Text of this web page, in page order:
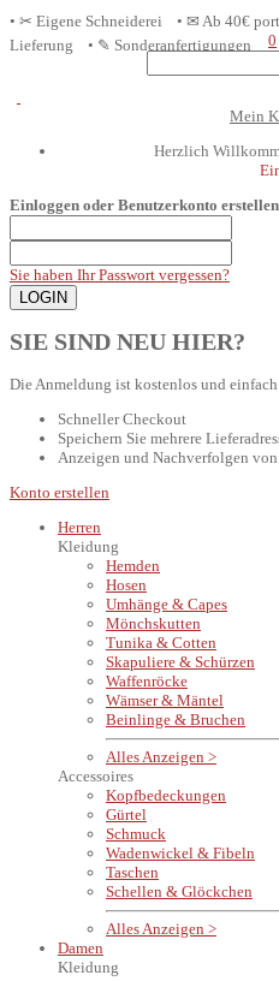
• ✂ Eigene Schneiderei • ✉ Ab 40€
Lieferung • ✎ Sonderanfertigungen
0
Mein
Herzlich
Einloggen oder Benutzerkonto erstellen
Sie haben Ihr Passwort vergessen?
SIE SIND NEU HIER?
Die Anmeldung ist kostenlos und
Schneller Checkout
Speichern Sie mehrere
Anzeigen und Nachverfolgen
Konto erstellen
Herren
Kleidung
Hemden
Hosen
Umhänge & Capes
Mönchskutten
Tunika & Cotten
Skapuliere & Schürzen
Waffenröcke
Wämser & Mäntel
Beinlinge & Bruchen
Alles Anzeigen >
Accessoires
Kopfbedeckungen
Gürtel
Schmuck
Wadenwickel & Fibeln
Taschen
Schellen & Glöckchen
Alles Anzeigen >
Damen
Kleidung